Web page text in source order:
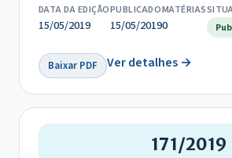
DATA DA EDIÇÃO
15/05/2019
PUBLICADO
15/05/2019
MATÉRIAS
0
Baixar PDF Ver detalhes →
171/2019